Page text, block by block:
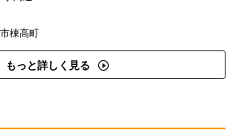
棟高町
もっと詳しく見る